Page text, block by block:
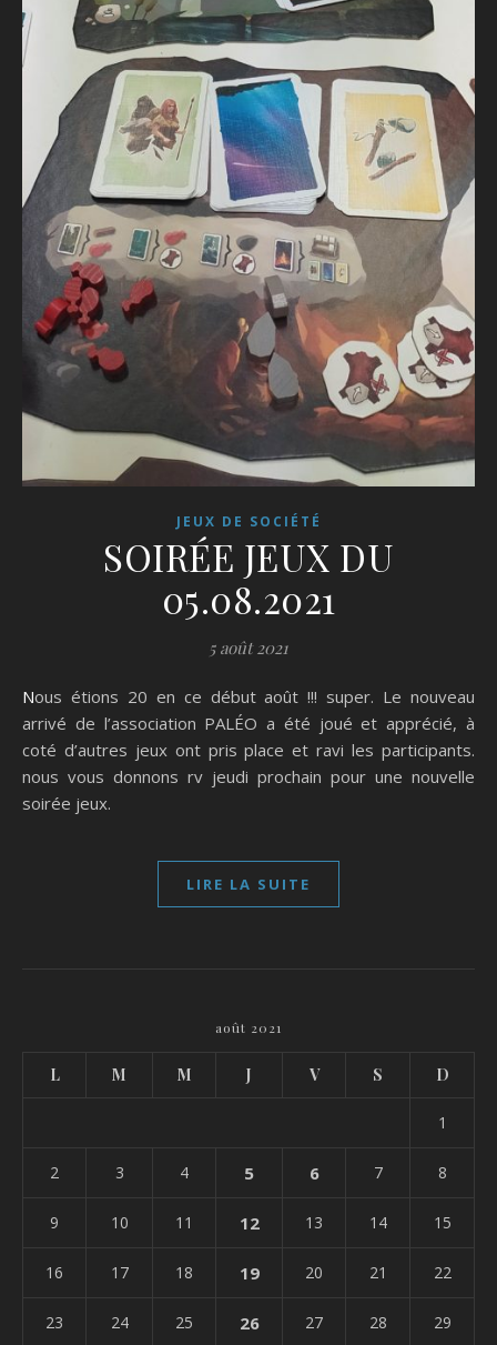
JEUX DE SOCIÉTÉ
SOIRÉE JEUX DU
05.08.2021
5 août 2021
Nous étions 20 en ce début août !!! super. Le nouveau
arrivé de l’association PALÉO a été joué et apprécié, à
coté d’autres jeux ont pris place et ravi les participants.
nous vous donnons rv jeudi prochain pour une nouvelle
soirée jeux.
LIRE LA SUITE
août 2021
L M M J V S D
1
2 3 4 5 6 7 8
9 10 11 12 13 14 15
16 17 18 19 20 21 22
23 24 25 26 27 28 29